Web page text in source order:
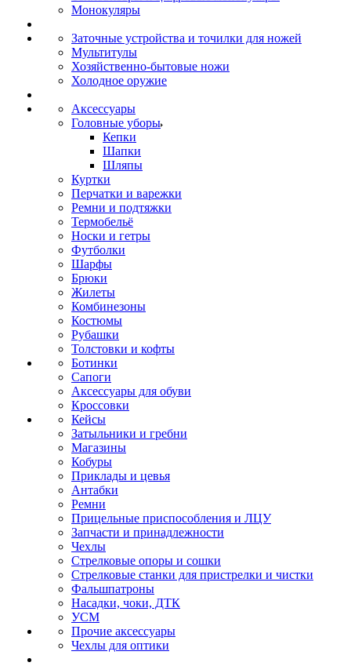
Монокуляры
Заточные устройства и точилки для ножей
Мультитулы
Хозяйственно-бытовые ножи
Холодное оружие
Аксессуары
Головные уборы
Кепки
Шапки
Шляпы
Куртки
Перчатки и варежки
Ремни и подтяжки
Термобельё
Носки и гетры
Футболки
Шарфы
Брюки
Жилеты
Комбинезоны
Костюмы
Рубашки
Толстовки и кофты
Ботинки
Сапоги
Аксессуары для обуви
Кроссовки
Кейсы
Затыльники и гребни
Магазины
Кобуры
Приклады и цевья
Антабки
Ремни
Прицельные приспособления и ЛЦУ
Запчасти и принадлежности
Чехлы
Стрелковые опоры и сошки
Стрелковые станки для пристрелки и чистки
Фальшпатроны
Насадки, чоки, ДТК
УСМ
Прочие аксессуары
Чехлы для оптики